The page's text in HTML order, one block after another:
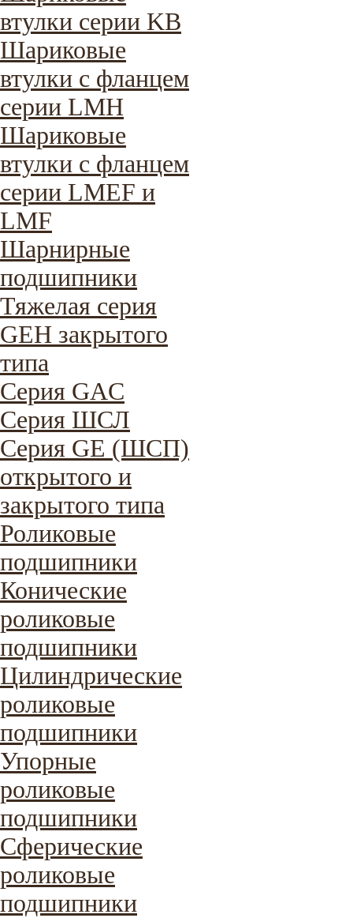
втулки серии KB
Шариковые
втулки с фланцем
серии LMH
Шариковые
втулки с фланцем
серии LMEF и
LMF
Шарнирные
подшипники
Тяжелая серия
GEH закрытого
типа
Серия GAC
Cерия ШСЛ
Серия GE (ШСП)
открытого и
закрытого типа
Роликовые
подшипники
Конические
роликовые
подшипники
Цилиндрические
роликовые
подшипники
Упорные
роликовые
подшипники
Сферические
роликовые
подшипники